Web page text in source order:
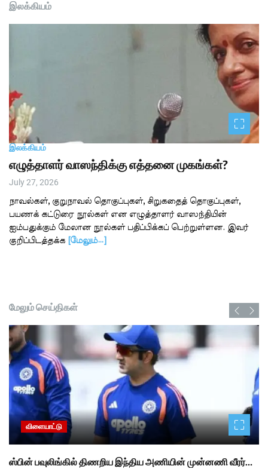
இலக்கியம்
இலக்கியம்
எழுத்தாளர் வாஸந்திக்கு எத்தனை முகங்கள்?
July 27, 2026
நாவல்கள், குறுநாவல் தொகுப்புகள், சிறுகதைத் தொகுப்புகள்,
பயணக் கட்டுரை நூல்கள் என எழுத்தாளர் வாஸந்தியின்
ஐம்பதுக்கும் மேலான நூல்கள் பதிப்பிக்கப் பெற்றுள்ளன. இவர்
குறிப்பிடத்தக்க
[மேலும்…]
மேலும் செய்திகள்
விளையாட்டு
ஸ்பின் பவுலிங்கில் திணறிய இந்திய அணியின் முன்னணி வீரர்…